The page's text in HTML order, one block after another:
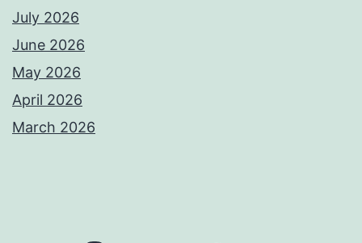
July 2026
June 2026
May 2026
April 2026
March 2026